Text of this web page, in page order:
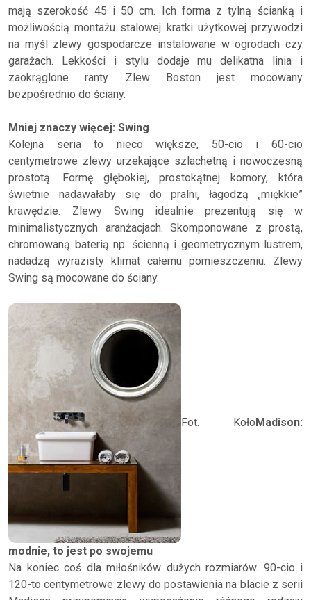
mają szerokość 45 i 50 cm. Ich forma z tylną ścianką i
możliwością montażu stalowej kratki użytkowej przywodzi
na myśl zlewy gospodarcze instalowane w ogrodach czy
garażach. Lekkości i stylu dodaje mu delikatna linia i
zaokrąglone ranty. Zlew Boston jest mocowany
bezpośrednio do ściany.
Mniej znaczy więcej: Swing
Kolejna seria to nieco większe, 50-cio i 60-cio
centymetrowe zlewy urzekające szlachetną i nowoczesną
prostotą. Formę głębokiej, prostokątnej komory, która
świetnie nadawałaby się do pralni, łagodzą „miękkie”
krawędzie. Zlewy Swing idealnie prezentują się w
minimalistycznych aranżacjach. Skomponowane z prostą,
chromowaną baterią np. ścienną i geometrycznym lustrem,
nadadzą wyrazisty klimat całemu pomieszczeniu. Zlewy
Swing są mocowane do ściany.
Fot. KołoMadison:
modnie, to jest po swojemu
Na koniec coś dla miłośników dużych rozmiarów. 90-cio i
120-to centymetrowe zlewy do postawienia na blacie z serii